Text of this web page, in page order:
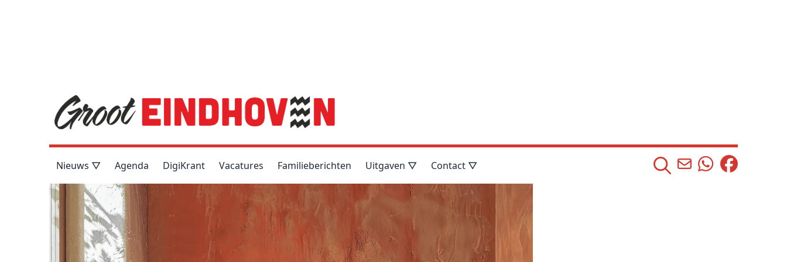
Nieuws ▽ Agenda DigiKrant Vacatures Familieberichten Uitgaven ▽ Contact ▽